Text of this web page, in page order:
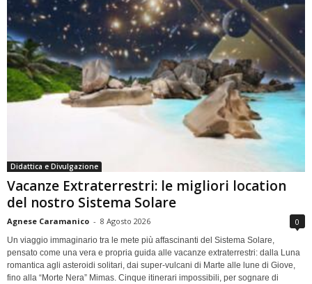
Didattica e Divulgazione
Vacanze Extraterrestri: le migliori location
del nostro Sistema Solare
Agnese Caramanico - 8 Agosto 2026 0
Un viaggio immaginario tra le mete più affascinanti del Sistema Solare,
pensato come una vera e propria guida alle vacanze extraterrestri: dalla Luna
romantica agli asteroidi solitari, dai super-vulcani di Marte alle lune di Giove,
fino alla “Morte Nera” Mimas. Cinque itinerari impossibili, per sognare di